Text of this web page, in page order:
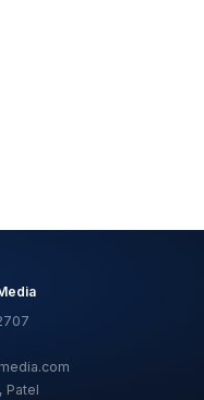
Patel